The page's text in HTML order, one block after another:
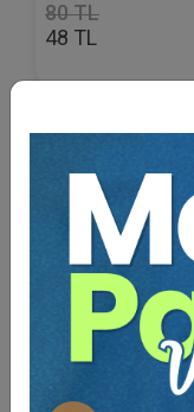
80 TL
48 TL